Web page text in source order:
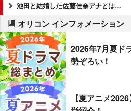
池田と結婚した佐藤佳奈アナとは…
オリコン インフォメーション
2026年7月夏ド
勢ぞろい！
【夏アニメ